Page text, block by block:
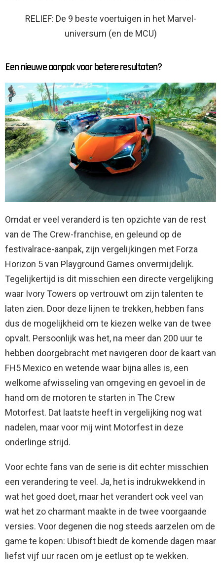
RELIEF: De 9 beste voertuigen in het Marvel-
universum (en de MCU)
Een nieuwe aanpak voor betere resultaten?
Omdat er veel veranderd is ten opzichte van de rest
van de The Crew-franchise, en geleund op de
festivalrace-aanpak, zijn vergelijkingen met Forza
Horizon 5 van Playground Games onvermijdelijk.
Tegelijkertijd is dit misschien een directe vergelijking
waar Ivory Towers op vertrouwt om zijn talenten te
laten zien. Door deze lijnen te trekken, hebben fans
dus de mogelijkheid om te kiezen welke van de twee
opvalt. Persoonlijk was het, na meer dan 200 uur te
hebben doorgebracht met navigeren door de kaart van
FH5 Mexico en wetende waar bijna alles is, een
welkome afwisseling van omgeving en gevoel in de
hand om de motoren te starten in The Crew
Motorfest. Dat laatste heeft in vergelijking nog wat
nadelen, maar voor mij wint Motorfest in deze
onderlinge strijd.
Voor echte fans van de serie is dit echter misschien
een verandering te veel. Ja, het is indrukwekkend in
wat het goed doet, maar het verandert ook veel van
wat het zo charmant maakte in de twee voorgaande
versies. Voor degenen die nog steeds aarzelen om de
game te kopen: Ubisoft biedt de komende dagen maar
liefst vijf uur racen om je eetlust op te wekken.